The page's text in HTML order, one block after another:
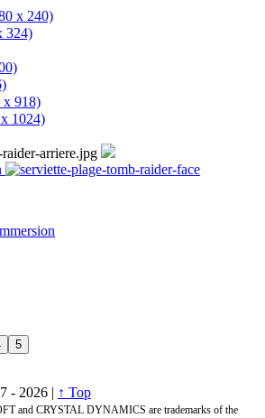
x 240)
324)
x 918)
1024)
- 2026 | ↑ Top
and CRYSTAL DYNAMICS are trademarks of the